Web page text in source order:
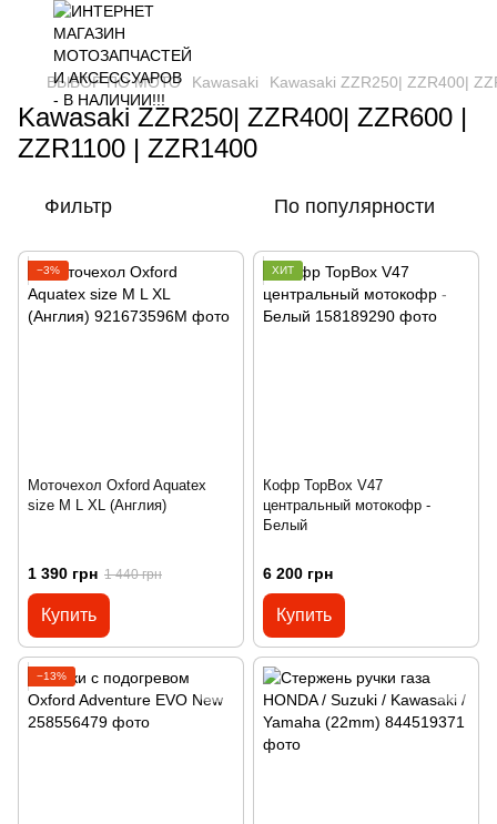
ВЫБОР ПО МОТО Kawasaki Kawasaki ZZR250| ZZR400|
Kawasaki ZZR250| ZZR400| ZZR600 |
ZZR1100 | ZZR1400
Фильтр По популярности
−3%
Моточехол Oxford Aquatex
size M L XL (Англия)
1 390 грн 1 440 грн
Купить
ХИТ
Кофр TopBox V47
центральный мотокофр -
Белый
6 200 грн
Купить
−13%